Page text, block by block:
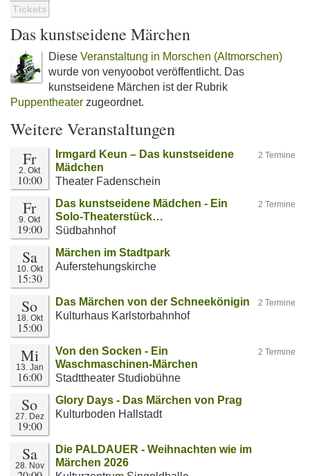
Tickets
Das kunstseidene Märchen
Diese Veranstaltung in Morschen (Altmorschen)
wurde von venyoobot veröffentlicht. Das
kunstseidene Märchen ist der Rubrik
Puppentheater zugeordnet.
Weitere Veranstaltungen
Fr
2. Okt
10:00
2 Termine
Irmgard Keun – Das kunstseidene
Mädchen
Theater Fadenschein
Fr
9. Okt
19:00
2 Termine
Das kunstseidene Mädchen - Ein
Solo-Theaterstück…
Südbahnhof
Sa
10. Okt
15:30
Märchen im Stadtpark
Auferstehungskirche
So
18. Okt
15:00
2 Termine
Das Märchen von der Schneekönigin
Kulturhaus Karlstorbahnhof
Mi
13. Jan
16:00
2 Termine
Von den Socken - Ein
Waschmaschinen-Märchen
Stadttheater Studiobühne
So
27. Dez
19:00
Glory Days - Das Märchen von Prag
Kulturboden Hallstadt
Sa
28. Nov
Die PALDAUER - Weihnachten wie im
Märchen 2026